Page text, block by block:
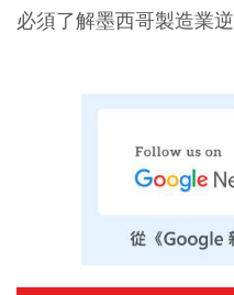
必須了解墨西哥製造業逆